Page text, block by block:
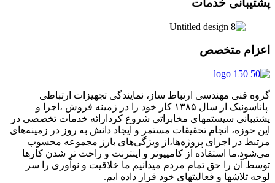
پشتیبانی خدمات
اعزام متخصص
گروه فنی مهندسی ارتباط ساز، نمایندگی تجهیزات ارتباطی
پاناسونیک از سال ۱۳۸۵ کار خود را در زمینه فروش ،اجرا و
پشتیبانی سیستمهای مخابراتی شروع کردارائه خدمات تخصصی در
این حوزه، انجام تحقیقات مستمر و ایجاد دانش به‌ روز در زمینه‌های
مرتبط در اجرای پروژه‌ها،از ویژگی‌های بارز مجموعه محسوب
می‌شود.ما استفاده از کامپیوتر و اینترنت و راحت تر شدن کارها
توسط آن را حق تمام مردم میدانیم ما خلاقیت و نوآوری را سر
لوحه تلاشها و فعالیتهای خود قرار داده ایم.